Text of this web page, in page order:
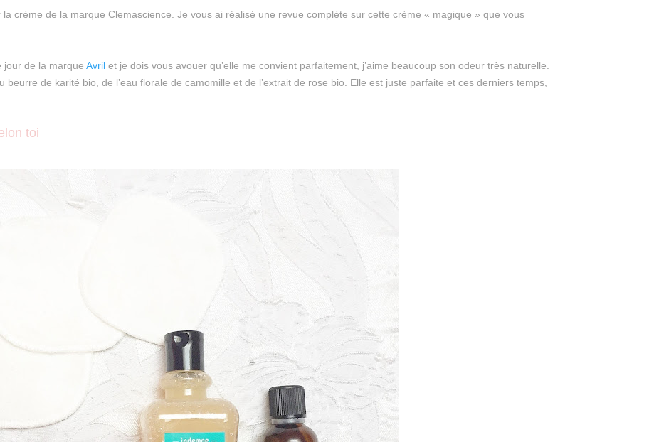
crème de la marque Clemascience. Je vous ai réalisé une revue complète sur cette crème « magique » que vous
jour de la marqueAvril et je dois vous avouer qu’elle me convient parfaitement, j’aime beaucoup son odeur très naturelle.
beurre de karité bio, de l’eau florale de camomille et de l’extrait de rose bio. Elle est juste parfaite et ces derniers temps,
toi